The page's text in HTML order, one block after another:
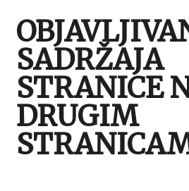
SADRŽAJA
STRANICE
DRUGIM